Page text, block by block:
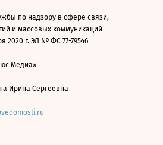
по надзору в сфере связи,
и массовых коммуникаций
2020 г. ЭЛ № ФС 77-79546
Медиа»
Ирина Сергеевна